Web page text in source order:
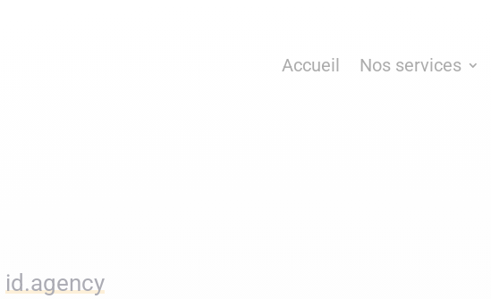
Accueil Nos services
id.agency